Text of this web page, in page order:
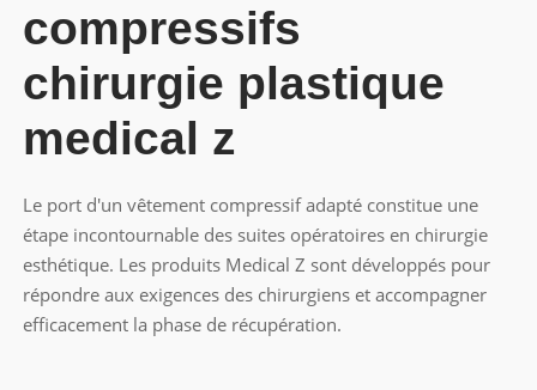
compressifs
chirurgie plastique
medical z
Le port d'un vêtement compressif adapté constitue une
étape incontournable des suites opératoires en chirurgie
esthétique. Les produits Medical Z sont développés pour
répondre aux exigences des chirurgiens et accompagner
efficacement la phase de récupération.